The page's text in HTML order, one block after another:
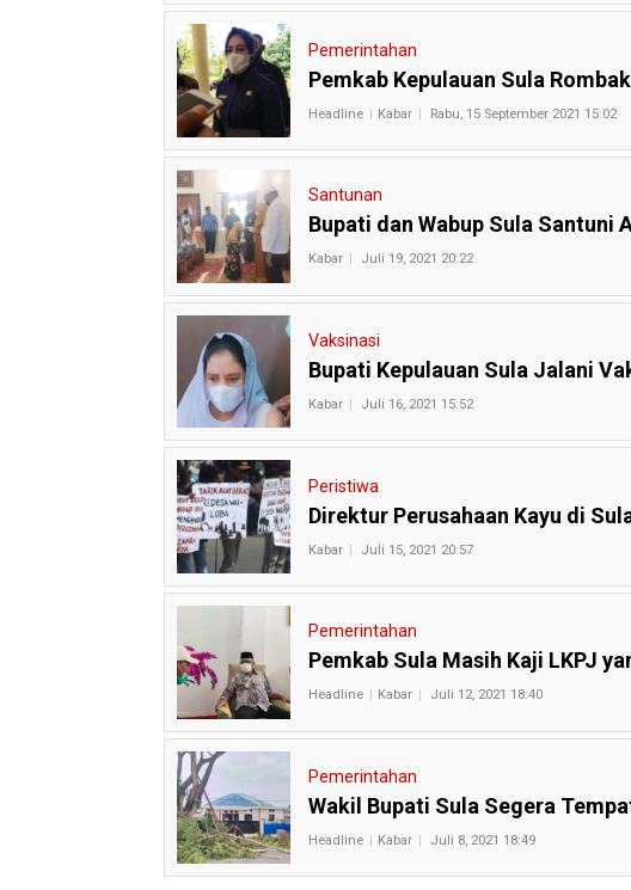
Pemerintahan
Pemkab Kepulauan Sula
Headline Kabar Rabu, 15 September 2021 15:02
Santunan
Bupati dan Wabup Sula Santuni
Kabar Juli 19, 2021 20:22
Vaksinasi
Bupati Kepulauan Sula Jalani
Kabar Juli 16, 2021 15:52
Peristiwa
Direktur Perusahaan Kayu di
Kabar Juli 15, 2021 20:57
Pemerintahan
Pemkab Sula Masih Kaji LKPJ
Headline Kabar Juli 12, 2021 18:40
Pemerintahan
Wakil Bupati Sula Segera
Headline Kabar Juli 8, 2021 18:49